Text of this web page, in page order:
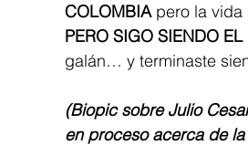
COLOMBIA pero la vida
PERO SIGO SIENDO EL
galán… y terminaste
(Biopic sobre Julio
en proceso acerca de